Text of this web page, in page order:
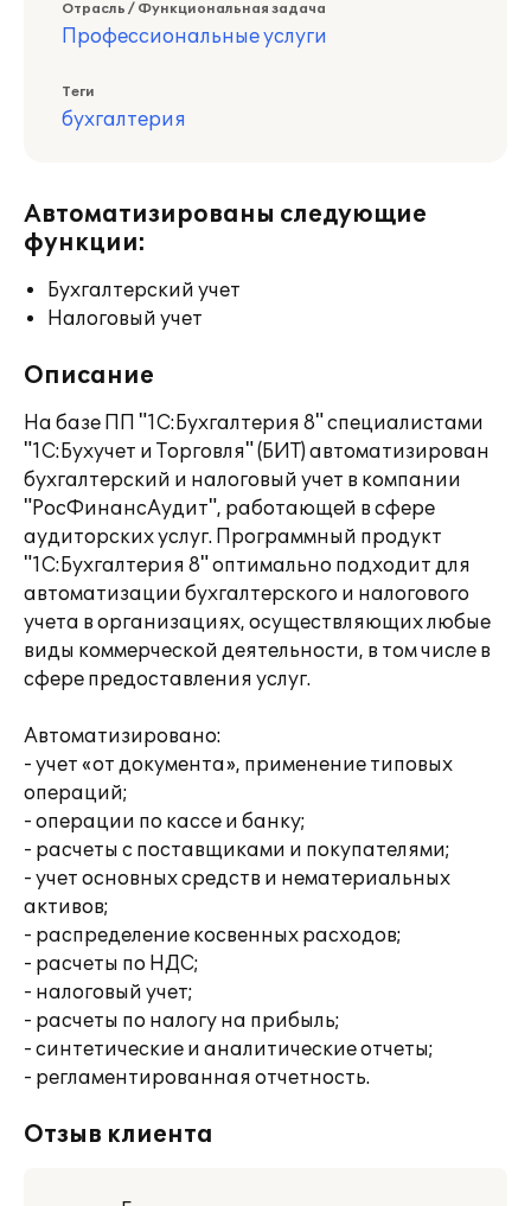
Отрасль / Функциональная задача
Профессиональные услуги
Теги
бухгалтерия
Автоматизированы следующие
функции:
Бухгалтерский учет
Налоговый учет
Описание
На базе ПП "1С:Бухгалтерия 8" специалистами
"1С:Бухучет и Торговля" (БИТ) автоматизирован
бухгалтерский и налоговый учет в компании
"РосФинансАудит", работающей в сфере
аудиторских услуг. Программный продукт
"1C:Бухгалтерия 8" оптимально подходит для
автоматизации бухгалтерского и налогового
учета в организациях, осуществляющих любые
виды коммерческой деятельности, в том числе в
сфере предоставления услуг.
Автоматизировано:
- учет «от документа», применение типовых
операций;
- операции по кассе и банку;
- расчеты с поставщиками и покупателями;
- учет основных средств и нематериальных
активов;
- распределение косвенных расходов;
- расчеты по НДС;
- налоговый учет;
- расчеты по налогу на прибыль;
- синтетические и аналитические отчеты;
- регламентированная отчетность.
Отзыв клиента